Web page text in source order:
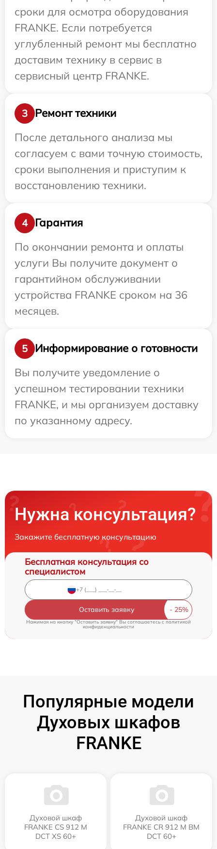
сроки для осмотра оборудования
FRANKE. Если потребуется
углубленный ремонт мы бесплатно
доставим технику в сервис в
сервисный центр FRANKE.
3
Ремонт техники
После детального анализа мы
согласуем с вами точную стоимость,
сроки выполнения и приступим к
восстановлению техники.
4
Гарантия
По окончании ремонта и оплаты
услуги Вы получите документ о
гарантийном обслуживании
устройства FRANKE сроком на 36
месяцев.
5
Информирование о готовности
Вы получите уведомление о
успешном тестировании техники
FRANKE, и мы организуем доставку
по указанному адресу.
Нужна консультация?
Закажите бесплатную консультацию
Бесплатная консультация со
специалистом
Оставить заявку
Нажимая на кнопку "Оставить заявку" Вы соглашаетесь cполитикой
конфиденциальности
Популярные модели
Духовых шкафов
FRANKE
Духовой шкаф
FRANKE CS 912 M
DCT XS 60+
Духовой шкаф
FRANKE CR 912 M BM
DCT 60+